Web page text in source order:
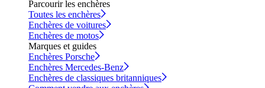
Parcourir les enchères
Toutes les enchères
Enchères de voitures
Enchères de motos
Marques et guides
Enchères Porsche
Enchères Mercedes-Benz
Enchères de classiques britanniques